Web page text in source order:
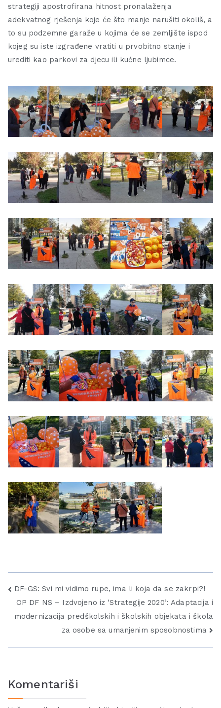
strategiji apostrofirana hitnost pronalaženja
adekvatnog rješenja koje će što manje narušiti okoliš, a
to su podzemne garaže u kojima će se zemljište ispod
kojeg su iste izgrađene vratiti u prvobitno stanje i
urediti kao parkovi za djecu ili kućne ljubimce.
DF-GS: Svi mi vidimo rupe, ima li koja da se zakrpi?!
OP DF NS – Izdvojeno iz ‘Strategije 2020’: Adaptacija i
modernizacija predškolskih i školskih objekata i škola
za osobe sa umanjenim sposobnostima
Komentariši